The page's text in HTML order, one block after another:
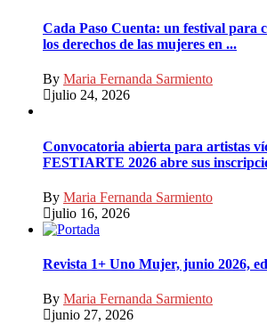
Cada Paso Cuenta: un festival para
los derechos de las mujeres en ...
By Maria Fernanda Sarmiento
julio 24, 2026
Convocatoria abierta para artistas
FESTIARTE 2026 abre sus
By Maria Fernanda Sarmiento
julio 16, 2026
Revista 1+ Uno Mujer, junio 2026,
By Maria Fernanda Sarmiento
junio 27, 2026